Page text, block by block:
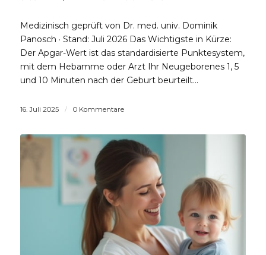
Medizinisch geprüft von Dr. med. univ. Dominik
Panosch · Stand: Juli 2026 Das Wichtigste in Kürze:
Der Apgar-Wert ist das standardisierte Punktesystem,
mit dem Hebamme oder Arzt Ihr Neugeborenes 1, 5
und 10 Minuten nach der Geburt beurteilt…
16. Juli 2025 / 0 Kommentare